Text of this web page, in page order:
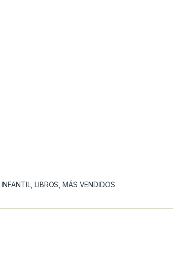
INFANTIL,LIBROS ,MÁS VENDIDOS